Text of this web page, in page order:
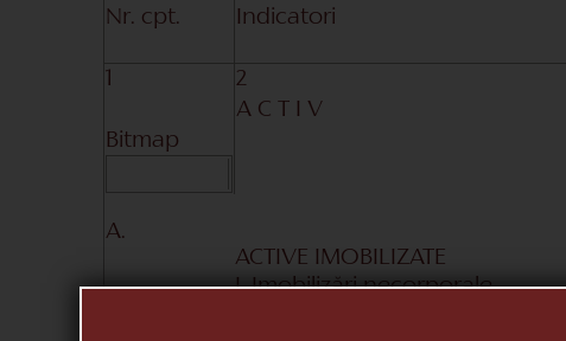
Nr. cpt. Indicatori
2
A C T I V
Bitmap
A.
ACTIVE IMOBILIZATE
I. Imobilizări necorporale